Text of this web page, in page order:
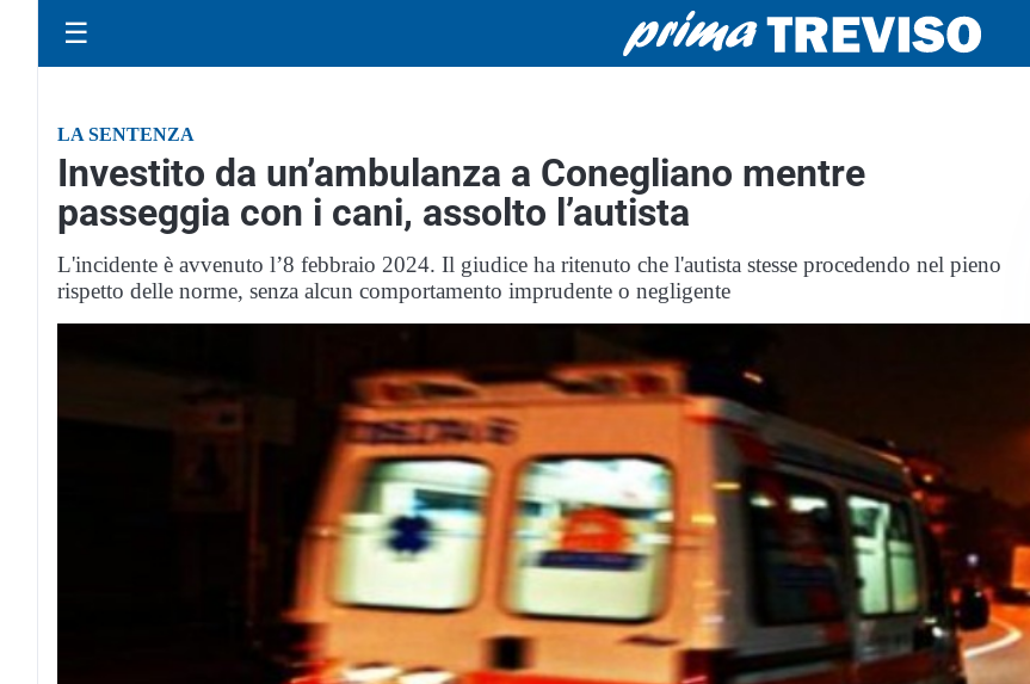
☰
LA SENTENZA
Investito da un’ambulanza a Conegliano mentre
passeggia con i cani, assolto l’autista
L'incidente è avvenuto l’8 febbraio 2024. Il giudice ha ritenuto che l'autista stesse procedendo nel pieno
rispetto delle norme, senza alcun comportamento imprudente o negligente